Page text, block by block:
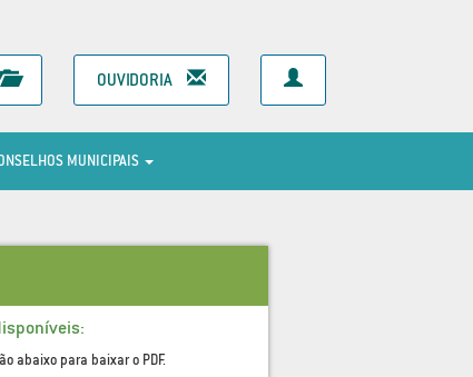
OUVIDORIA
MUNICIPAIS
abaixo para baixar o PDF.